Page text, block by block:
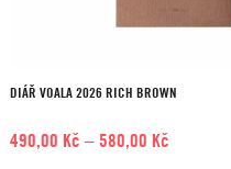
DIÁŘ VOALA 2026 RICH BROWN
490,00 Kč –580,00 KčRozpětí